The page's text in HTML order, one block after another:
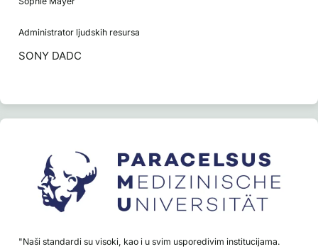
Administrator ljudskih resursa
SONY DADC
"Naši standardi su visoki, kao i u svim usporedivim institucijama.